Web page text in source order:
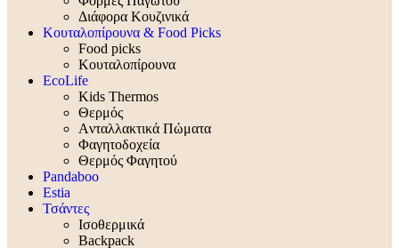
Διάφορα Κουζινικά
Κουταλοπίρουνα & Food Picks
Food picks
Κουταλοπίρουνα
EcoLife
Kids Thermos
Θερμός
Aνταλλακτικά Πώματα
Φαγητοδοχεία
Θερμός Φαγητού
Pandaboo
Estia
Τσάντες
Ισοθερμικά
Backpack